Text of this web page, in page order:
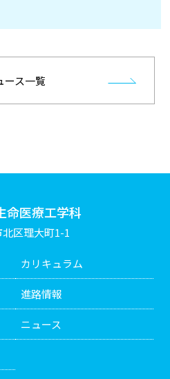
ース一覧
命医療工学科
区理大町1-1
カリキュラム
進路情報
ニュース